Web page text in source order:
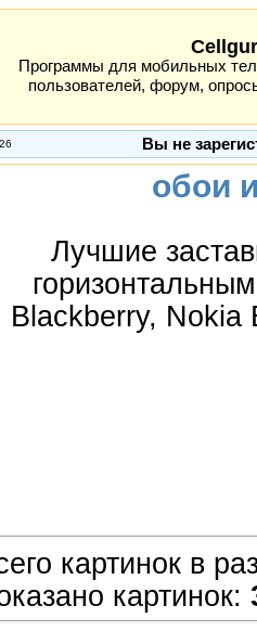
Программы для мобильных
пользователей, форум,
Вы не
обои
Лучшие
Blackberry, Nokia
картинок в
картинок: